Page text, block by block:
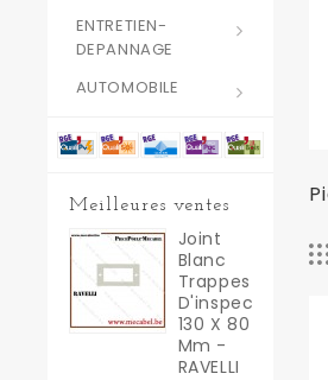
ENTRETIEN-
DEPANNAGE
AUTOMOBILE
Meilleures ventes
Joint
Blanc
Trappes
D'inspection
130 X 80
Mm -
RAVELLI